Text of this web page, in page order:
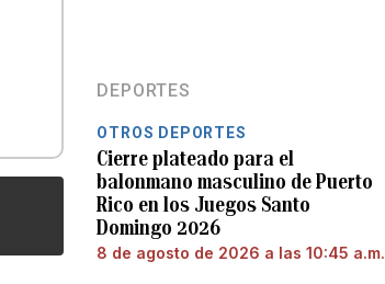
DEPORTES
OTROS DEPORTES
Cierre plateado para el
balonmano masculino de Puerto
Rico en los Juegos Santo
Domingo 2026
8 de agosto de 2026 a las 10:45 a.m.